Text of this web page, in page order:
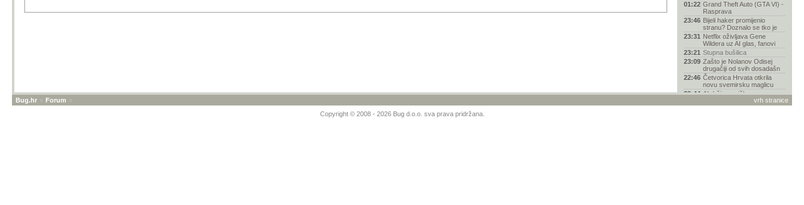
01:22 Grand Theft Auto (GTA VI) -
Rasprava
23:46 Bijeli haker promijenio
stranu? Doznalo se tko je
23:31 Netflix oživljava Gene
Wildera uz AI glas, fanovi
23:21 Stupna bušilica
23:09 Zašto je Nolanov Odisej
drugačiji od svih dosadašn
22:46 Četvorica Hrvata otkrila
novu svemirsku maglicu
22:44 AI drži američko
gospodarstvo, ali to je
njegova n
vrh stranice
Bug.hr » Forum »
Copyright © 2008 - 2026 Bug d.o.o. sva prava pridržana.